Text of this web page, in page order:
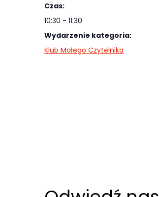
Czas:
10:30 - 11:30
Wydarzenie kategoria:
Klub Małego Czytelnika
internetowa
działała jak
najlepiej
podczas
Udostępniając